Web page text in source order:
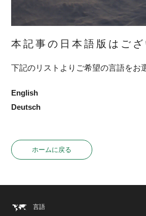
本記事の日本語版はござ
下記のリストよりご希望の言語をお
English
Deutsch
ホームに戻る
言語